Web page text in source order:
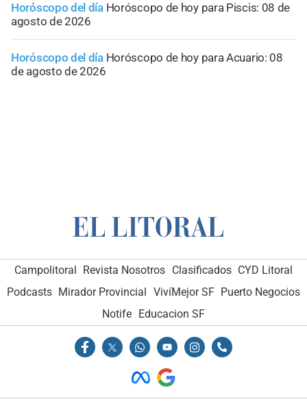
Horóscopo del día Horóscopo de hoy para Piscis: 08 de
agosto de 2026
Horóscopo del día Horóscopo de hoy para Acuario: 08
de agosto de 2026
Campolitoral Revista Nosotros Clasificados CYD Litoral
Podcasts Mirador Provincial VivíMejor SF Puerto Negocios
Notife Educacion SF